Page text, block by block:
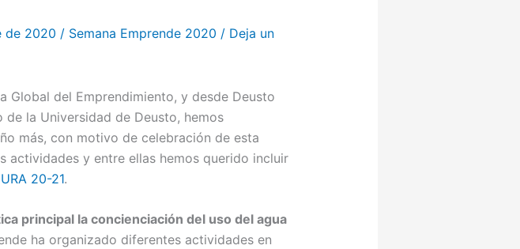
de 2020 / Semana Emprende 2020 / Deja un
Global del Emprendimiento, y desde Deusto
la Universidad de Deusto, hemos
más, con motivo de celebración de esta
actividades y entre ellas hemos querido incluir
URA 20-21.
principal la concienciación del uso del agua
ha organizado diferentes actividades en